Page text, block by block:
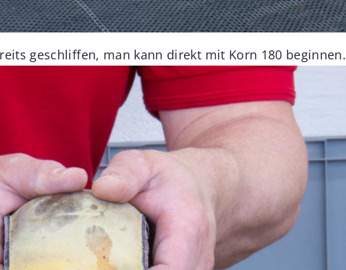
geschliffen, man kann direkt mit Korn 180 beginnen.